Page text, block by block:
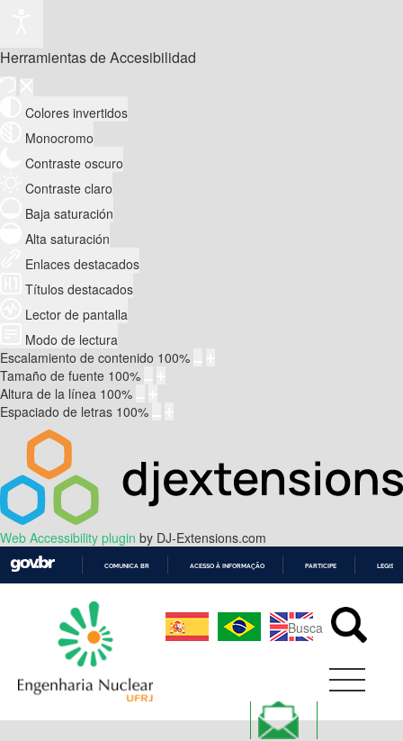
Herramientas de Accesibilidad
Colores invertidos
Monocromo
Contraste oscuro
Contraste claro
Baja saturación
Alta saturación
Enlaces destacados
Títulos destacados
Lector de pantalla
Modo de lectura
Escalamiento de contenido 100%
Tamaño de fuente 100%
Altura de la línea 100%
Espaciado de letras 100%
Web Accessibility plugin by DJ-Extensions.com
CONTEÚDO
COMUNICA BR ACESSO À INFORMAÇÃO PARTICIPE